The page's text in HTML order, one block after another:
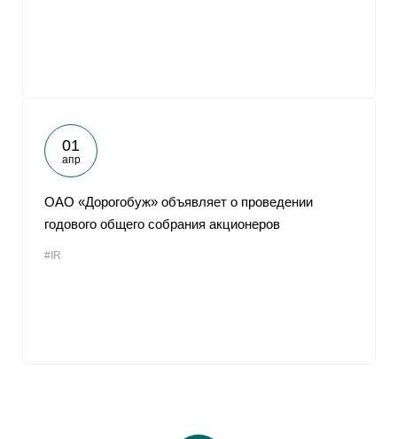
01
апр
ОАО «Дорогобуж» объявляет о проведении
годового общего собрания акционеров
#IR